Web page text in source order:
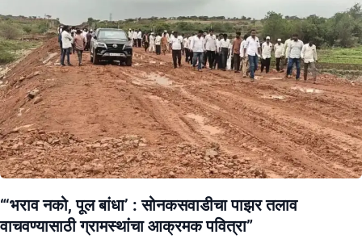
“‘भराव नको, पूल बांधा’ : सोनकसवाडीचा पाझर तलाव
वाचवण्यासाठी ग्रामस्थांचा आक्रमक पवित्रा”